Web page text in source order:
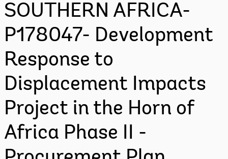
SOUTHERN AFRICA-
P178047- Development
Response to
Displacement Impacts
Project in the Horn of
Africa Phase II -